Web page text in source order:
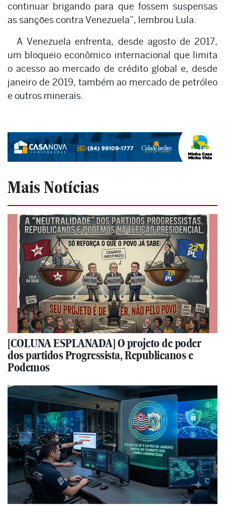
continuar brigando para que fossem suspensas
as sanções contra Venezuela”, lembrou Lula.
A Venezuela enfrenta, desde agosto de 2017,
um bloqueio econômico internacional que limita
o acesso ao mercado de crédito global e, desde
janeiro de 2019, também ao mercado de petróleo
e outros minerais.
Mais Notícias
[COLUNA ESPLANADA] O projeto de poder
dos partidos Progressista, Republicanos e
Podemos